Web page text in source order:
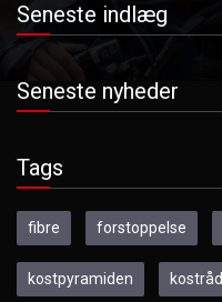
Seneste indlæg
Seneste nyheder
Tags
fibre forstoppelse
kostpyramiden kostråd